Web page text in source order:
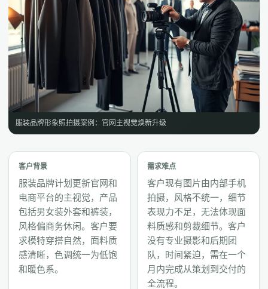
服装品牌形象照拍摄案例：官网主视觉焕新升级
客户背景
服装品牌计划更新官网和
电商平台的主视觉，产品
包括男女装外套和裤装，
风格偏商务休闲。客户要
求模特穿搭自然，面料质
感清晰，色调统一为低饱
和暖色系。
需求难点
客户现有图片由内部手机
拍摄，风格不统一，细节
表现力不足，无法体现面
料质感和剪裁细节。客户
没有专业摄影和后期团
队，时间紧迫，需在一个
月内完成从策划到交付的
全流程。